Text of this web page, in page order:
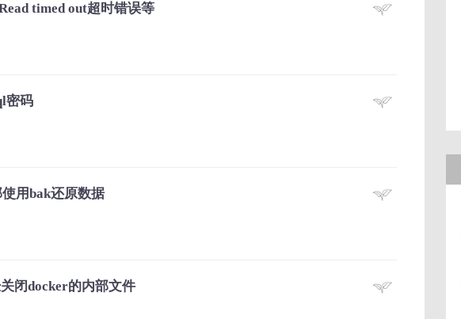
timed out超时错误等
密码
用bak还原数据
闭docker的内部文件